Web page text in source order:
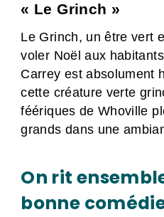
« Le Grinch »
Le Grinch, un être vert
voler Noël aux
Carrey est absolument
cette créature verte
féériques de Whoville
grands dans une
On rit
bonne